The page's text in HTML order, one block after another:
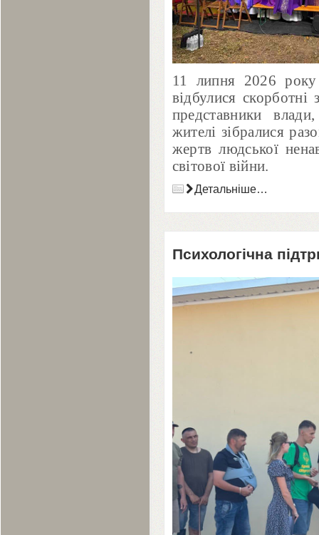
11 липня 2026
відбулися
представники
жителі зібралися
жертв людської
світової війни.
Детальніше…
Психологічна